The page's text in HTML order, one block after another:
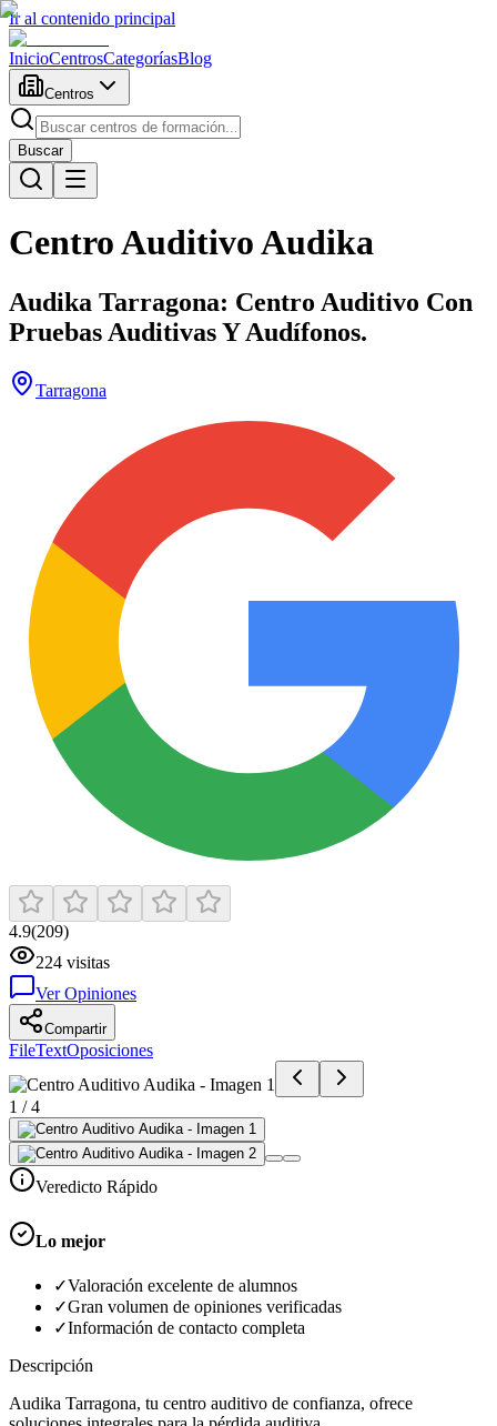
Ir al contenido principal
InicioCentrosCategoríasBlog
Centros
Buscar
Centro Auditivo Audika
Audika Tarragona: Centro Auditivo Con
Pruebas Auditivas Y Audífonos.
Tarragona
4.9(209)
224 visitas
Ver Opiniones
Compartir
FileTextOposiciones
1 /4
Veredicto Rápido
Lo mejor
✓Valoración excelente de alumnos
✓Gran volumen de opiniones verificadas
✓Información de contacto completa
Descripción
Audika Tarragona, tu centro auditivo de confianza, ofrece